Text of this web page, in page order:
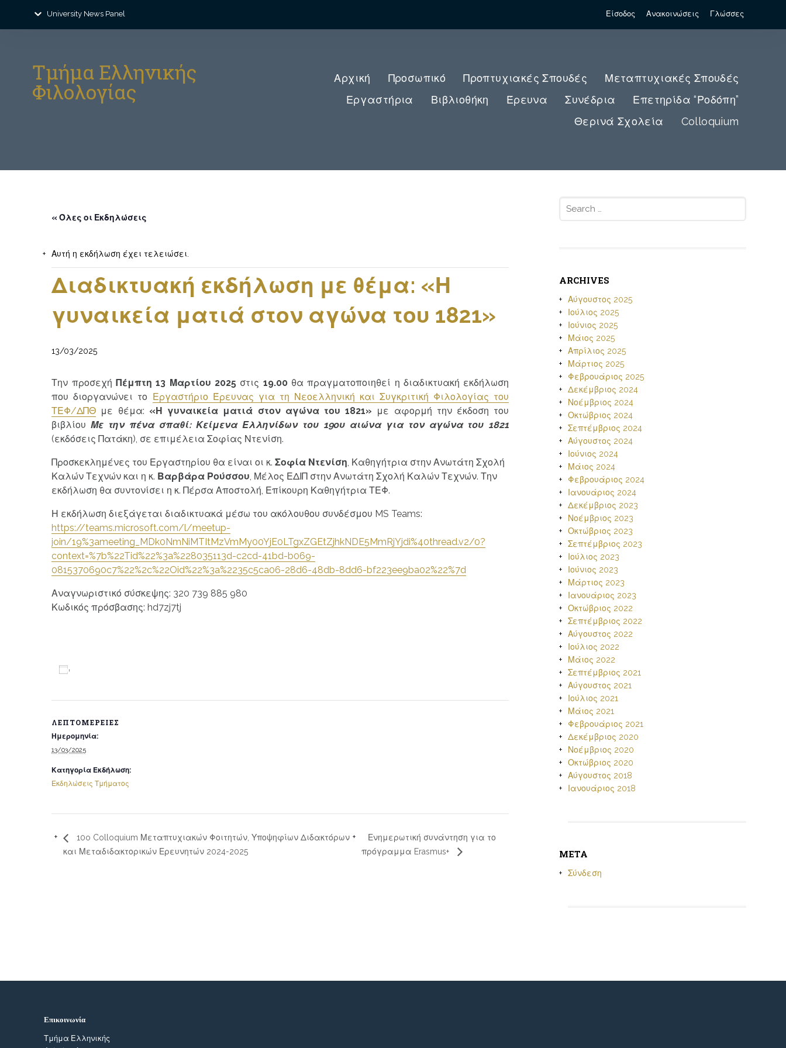
University News Panel Είσοδος Ανακοινώσεις Γλώσσες
Τμήμα Ελληνικής
Φιλολογίας
Αρχική Προσωπικό Προπτυχιακές Σπουδές
Μεταπτυχιακές Σπουδές
Εργαστήρια
Βιβλιοθήκη Έρευνα Συνέδρια
Επετηρίδα “Ροδόπη”
Θερινά Σχολεία
Colloquium
« Όλες οι Εκδηλώσεις
Αυτή η εκδήλωση έχει τελειώσει.
Διαδικτυακή εκδήλωση με θέμα: «Η
γυναικεία ματιά στον αγώνα του 1821»
13/03/2025
Την προσεχή Πέμπτη 13 Μαρτίου 2025στις 19.00θα πραγματοποιηθεί η διαδικτυακή εκδήλωση
που διοργανώνει το Εργαστήριο Έρευνας για τη Νεοελληνική και Συγκριτική Φιλολογίας του
ΤΕΦ/ΔΠΘ με θέμα: «Η γυναικεία ματιά στον αγώνα του 1821» με αφορμή την έκδοση του
βιβλίουΜε την πένα σπαθί: Κείμενα Ελληνίδων του 19ου αιώνα για τον αγώνα του 1821
(εκδόσεις Πατάκη), σε επιμέλεια Σοφίας Ντενίση.
Προσκεκλημένες του Εργαστηρίου θα είναι οι κ.Σοφία Ντενίση, Καθηγήτρια στην Ανωτάτη Σχολή
Καλών Τεχνών και η κ. Βαρβάρα Ρούσσου, Μέλος ΕΔΙΠ στην Ανωτάτη Σχολή Καλών Τεχνών. Την
εκδήλωση θα συντονίσει η κ. Πέρσα Αποστολή, Επίκουρη Καθηγήτρια ΤΕΦ.
Η εκδήλωση διεξάγεται διαδικτυακά μέσω του ακόλουθου συνδέσμου MS Teams:
https://teams.microsoft.com/l/meetup-
join/19%3ameeting_MDk0NmNiMTItMzVmMy00YjE0LTgxZGEtZjhkNDE5MmRjYjdi%40thread.v2/0?
context=%7b%22Tid%22%3a%228035113d-c2cd-41bd-b069-
0815370690c7%22%2c%22Oid%22%3a%2235c5ca06-28d6-48db-8dd6-bf223ee9ba02%22%7d
Αναγνωριστικό σύσκεψης: 320 739 885 980
Κωδικός πρόσβασης: hd7zj7tj
ΛΕΠΤΟΜΈΡΕΙΕΣ
Ημερομηνία:
13/03/2025
Κατηγορία Εκδήλωση:
Εκδηλώσεις Τμήματος
10o Colloquium Μεταπτυχιακών Φοιτητών, Υποψηφίων Διδακτόρων
και Μεταδιδακτορικών Ερευνητών 2024-2025
Ενημερωτική συνάντηση για το
πρόγραμμα Erasmus+
ARCHIVES
Αύγουστος 2025
Ιούλιος 2025
Ιούνιος 2025
Μάιος 2025
Απρίλιος 2025
Μάρτιος 2025
Φεβρουάριος 2025
Δεκέμβριος 2024
Νοέμβριος 2024
Οκτώβριος 2024
Σεπτέμβριος 2024
Αύγουστος 2024
Ιούνιος 2024
Μάιος 2024
Φεβρουάριος 2024
Ιανουάριος 2024
Δεκέμβριος 2023
Νοέμβριος 2023
Οκτώβριος 2023
Σεπτέμβριος 2023
Ιούλιος 2023
Ιούνιος 2023
Μάρτιος 2023
Ιανουάριος 2023
Οκτώβριος 2022
Σεπτέμβριος 2022
Αύγουστος 2022
Ιούλιος 2022
Μάιος 2022
Σεπτέμβριος 2021
Αύγουστος 2021
Ιούλιος 2021
Μάιος 2021
Φεβρουάριος 2021
Δεκέμβριος 2020
Νοέμβριος 2020
Οκτώβριος 2020
Αύγουστος 2018
Ιανουάριος 2018
META
Σύνδεση
Επικοινωνία
Τμήμα Ελληνικής